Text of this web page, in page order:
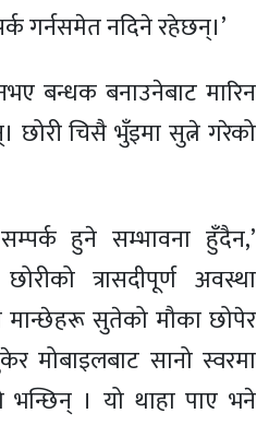
गर्नसमेत नदिने रहेछन्।’
बन्धक बनाउनेबाट मारिन
चिसै भुँइमा सुत्ने गरेको
हुने सम्भावना हुँदैन,’
त्रासदीपूर्ण अवस्था
मान्छेहरू सुतेको मौका छोपेर
मोबाइलबाट सानो स्वरमा
भन्छिन् । यो थाहा पाए भने